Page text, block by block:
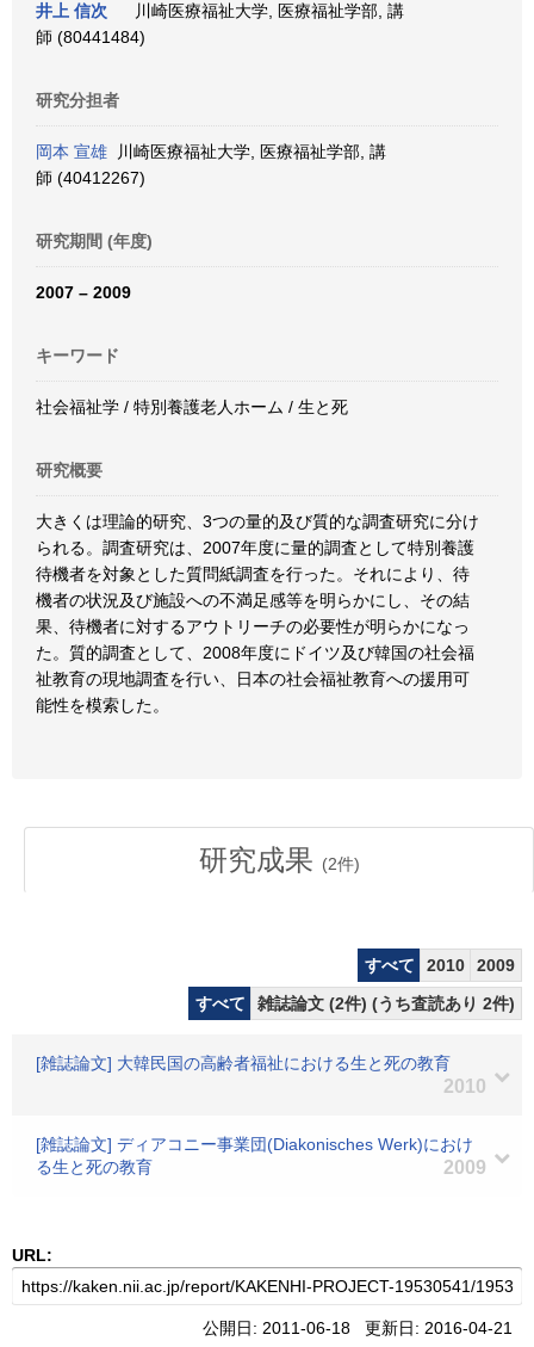
井上 信次
川崎医療福祉大学, 医療福祉学部, 講
師 (80441484)
研究分担者
岡本 宣雄 川崎医療福祉大学, 医療福祉学部, 講
師 (40412267)
研究期間 (年度)
2007 – 2009
キーワード
社会福祉学 / 特別養護老人ホーム / 生と死
研究概要
大きくは理論的研究、3つの量的及び質的な調査研究に分け
られる。調査研究は、2007年度に量的調査として特別養護
待機者を対象とした質問紙調査を行った。それにより、待
機者の状況及び施設への不満足感等を明らかにし、その結
果、待機者に対するアウトリーチの必要性が明らかになっ
た。質的調査として、2008年度にドイツ及び韓国の社会福
祉教育の現地調査を行い、日本の社会福祉教育への援用可
能性を模索した。
研究成果 (2件)
すべて 2010
2009
すべて
雑誌論文 (2件) (うち査読あり 2件)
[雑誌論文] 大韓民国の高齢者福祉における生と死の教育
2010
[雑誌論文] ディアコニー事業団(Diakonisches Werk)におけ
る生と死の教育
2009
URL:
公開日: 2011-06-18 更新日: 2016-04-21